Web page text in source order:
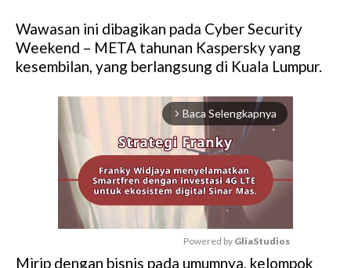
Wawasan ini dibagikan pada Cyber Security
Weekend – META tahunan Kaspersky yang
kesembilan, yang berlangsung di Kuala Lumpur.
arrow_forward_ios Baca Selengkapnya
Powered by GliaStudios
Mirip dengan bisnis pada umumnya, kelompok